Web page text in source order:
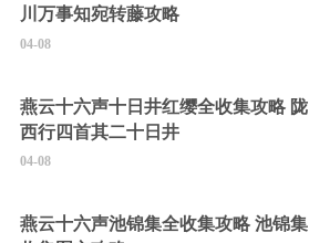
川万事知宛转藤攻略
04-08
燕云十六声十日井红缨全收集攻略 陇
西行四首其二十日井
04-08
燕云十六声池锦集全收集攻略 池锦集